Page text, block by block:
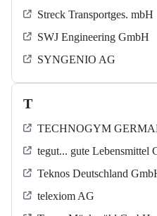
Streck Transportges. mbH
SWJ Engineering GmbH
SYNGENIO AG
T
TECHNOGYM
tegut... gute Lebensmittel
Teknos Deutschland
telexiom AG